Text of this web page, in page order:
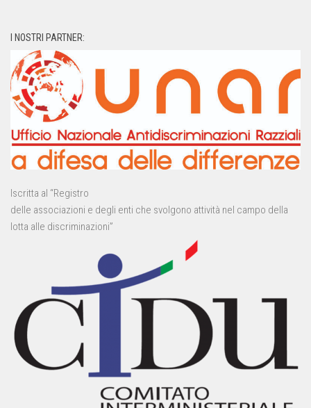
I NOSTRI PARTNER:
Iscritta al “Registro
delle associazioni e degli enti che svolgono attività nel campo della
lotta alle discriminazioni”